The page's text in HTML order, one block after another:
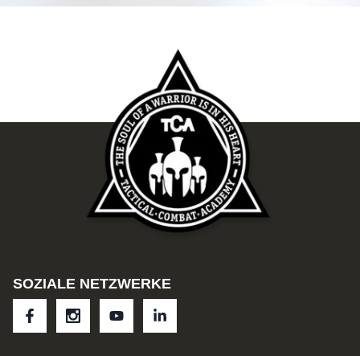
SOZIALE NETZWERKE